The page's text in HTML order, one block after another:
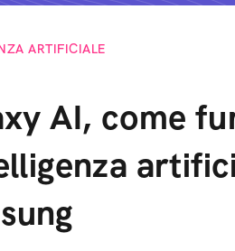
ARTIFICIALE
AI, come